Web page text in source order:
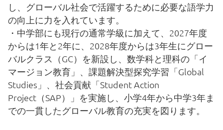
退学について
保護者責任
よくある質問
し、グローバル社会で活躍するために必要な語学力
の向上に力を入れています。
・中学部にも現行の通常学級に加えて、2027年度
からは1年と2年に、2028年度からは3年生にグロー
バルクラス（GC）を新設し、数学科と理科の「イ
マージョン教育」、課題解決型探究学習「Global
Studies」、社会貢献「Student Action
Project（SAP）」を実施し、小学4年から中学3年ま
での一貫したグローバル教育の充実を図ります。